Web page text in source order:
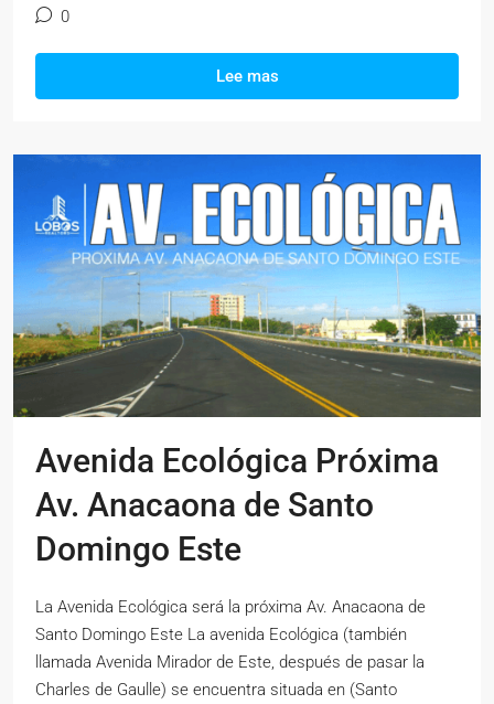
0
Lee mas
Avenida Ecológica Próxima
Av. Anacaona de Santo
Domingo Este
La Avenida Ecológica será la próxima Av. Anacaona de
Santo Domingo Este La avenida Ecológica (también
llamada Avenida Mirador de Este, después de pasar la
Charles de Gaulle) se encuentra situada en (Santo